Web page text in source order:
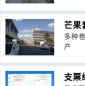
芒果
多种
产
支票